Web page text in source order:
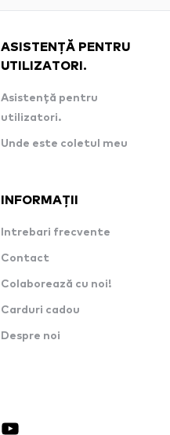
ASISTENȚĂ PENTRU
UTILIZATORI.
Asistență pentru
utilizatori.
Unde este coletul meu
INFORMAȚII
Intrebari frecvente
Contact
Colaborează cu noi!
Carduri cadou
Despre noi